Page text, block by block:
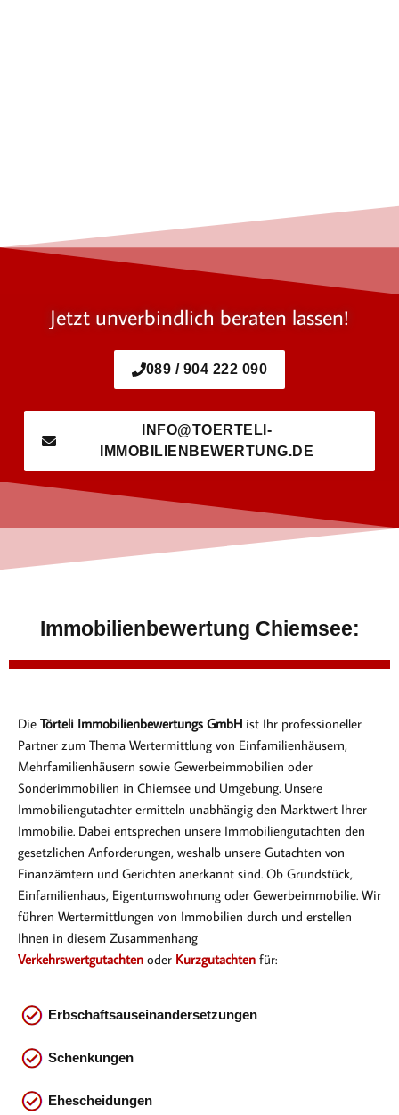
Jetzt unverbindlich beraten lassen!
089 / 904 222 090
INFO@TOERTELI-
IMMOBILIENBEWERTUNG.DE
Immobilienbewertung Chiemsee:
Die Törteli Immobilienbewertungs GmbH ist Ihr professioneller
Partner zum Thema Wertermittlung von Einfamilienhäusern,
Mehrfamilienhäusern sowie Gewerbeimmobilien oder
Sonderimmobilien in Chiemsee und Umgebung. Unsere
Immobiliengutachter ermitteln unabhängig den Marktwert Ihrer
Immobilie. Dabei entsprechen unsere Immobiliengutachten den
gesetzlichen Anforderungen, weshalb unsere Gutachten von
Finanzämtern und Gerichten anerkannt sind. Ob Grundstück,
Einfamilienhaus, Eigentumswohnung oder Gewerbeimmobilie. Wir
führen Wertermittlungen von Immobilien durch und erstellen
Ihnen in diesem Zusammenhang
Verkehrswertgutachten oder Kurzgutachten für:
Erbschaftsauseinandersetzungen
Schenkungen
Ehescheidungen